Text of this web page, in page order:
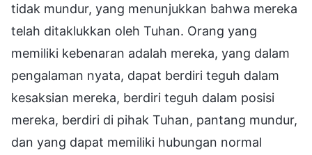
tidak mundur, yang menunjukkan bahwa mereka
telah ditaklukkan oleh Tuhan. Orang yang
memiliki kebenaran adalah mereka, yang dalam
pengalaman nyata, dapat berdiri teguh dalam
kesaksian mereka, berdiri teguh dalam posisi
mereka, berdiri di pihak Tuhan, pantang mundur,
dan yang dapat memiliki hubungan normal